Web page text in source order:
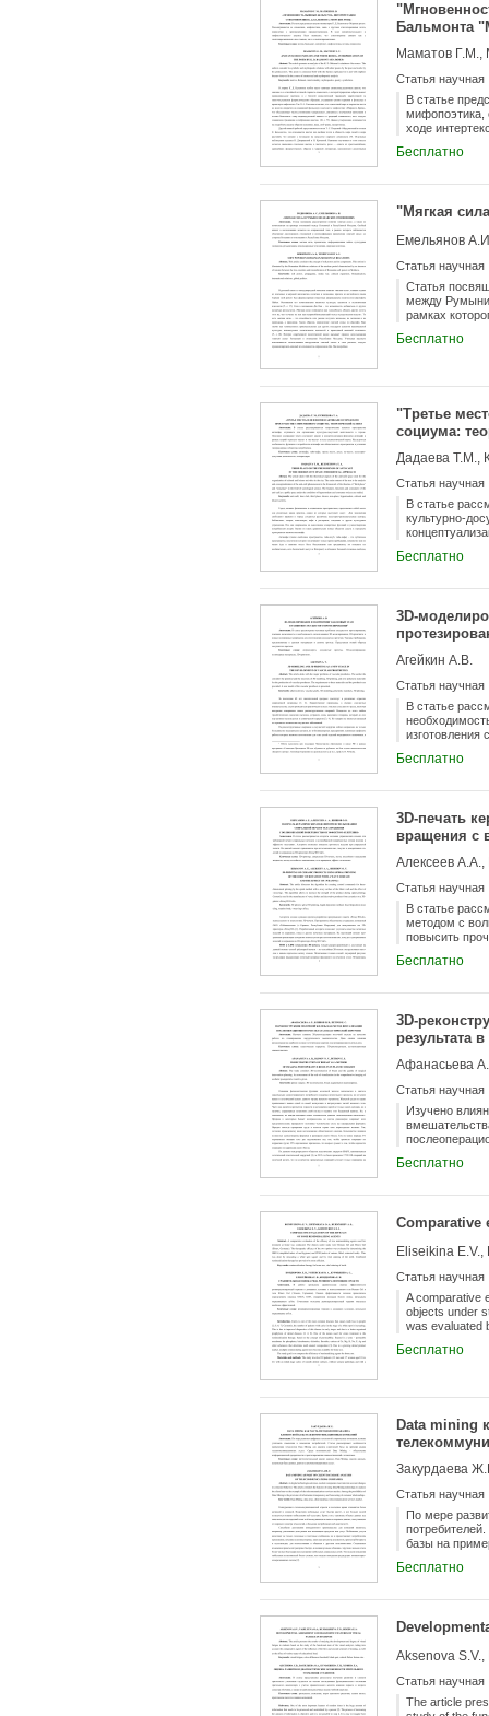
Бальмонта
Маматов Г.М.,
Статья научная
В статье
мифопоэтика,
ходе
Бесплатно
"Мягкая
Емельянов
Статья научная
Статья
между
рамках
Бесплатно
"Третье
социума:
Дадаева Т.М.,
Статья научная
В статье
культурно-
пространства
Бесплатно
3D-
Агейкин А.В.
Статья научная
В статье
Бесплатно
3D-печать
вращения с
Алексеев
Статья научная
В статье
методом с
повысить
Бесплатно
3D-
результата
Афанасьева
Статья научная
Изучено
Бесплатно
Comparative
Eliseikina
Статья научная
A comparative
objects under
was evaluated
therapy has
Бесплатно
Data mining
Закурдаева
Статья научная
По мере
базы на
Бесплатно
Aksenova
Статья научная
The article